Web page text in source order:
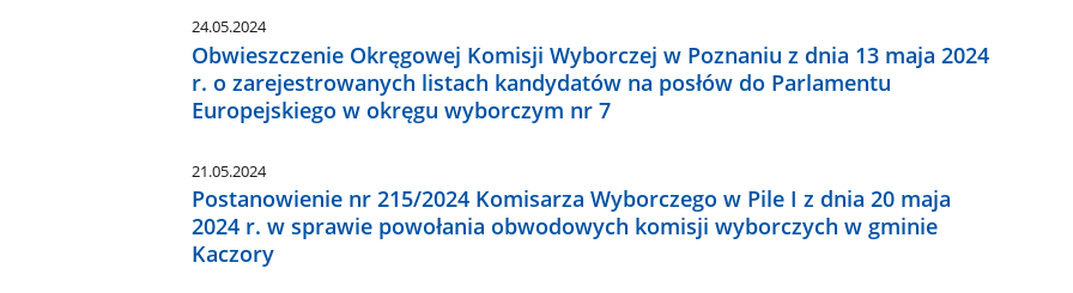
24.05.2024
Obwieszczenie Okręgowej Komisji Wyborczej w Poznaniu z dnia 13 maja 2024
r. o zarejestrowanych listach kandydatów na posłów do Parlamentu
Europejskiego w okręgu wyborczym nr 7
21.05.2024
Postanowienie nr 215/2024 Komisarza Wyborczego w Pile I z dnia 20 maja
2024 r. w sprawie powołania obwodowych komisji wyborczych w gminie
Kaczory